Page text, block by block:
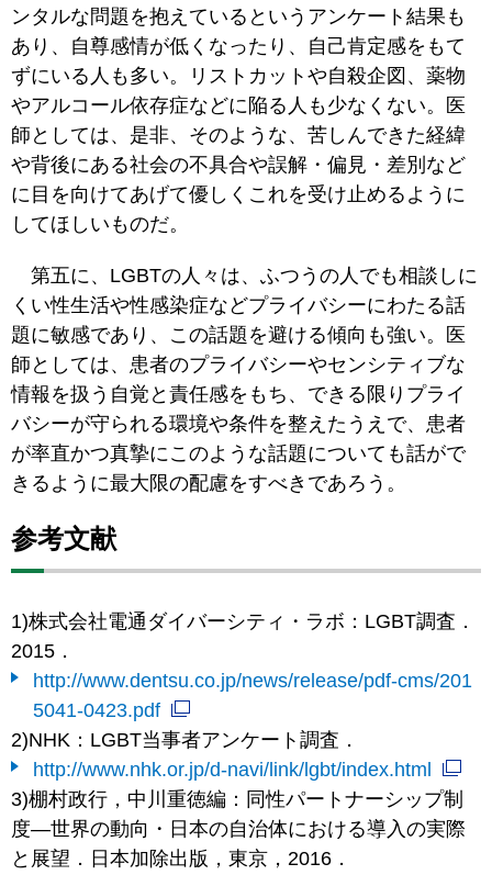
ンタルな問題を抱えているというアンケート結果も
あり、自尊感情が低くなったり、自己肯定感をもて
ずにいる人も多い。リストカットや自殺企図、薬物
やアルコール依存症などに陥る人も少なくない。医
師としては、是非、そのような、苦しんできた経緯
や背後にある社会の不具合や誤解・偏見・差別など
に目を向けてあげて優しくこれを受け止めるように
してほしいものだ。
第五に、LGBTの人々は、ふつうの人でも相談しに
くい性生活や性感染症などプライバシーにわたる話
題に敏感であり、この話題を避ける傾向も強い。医
師としては、患者のプライバシーやセンシティブな
情報を扱う自覚と責任感をもち、できる限りプライ
バシーが守られる環境や条件を整えたうえで、患者
が率直かつ真摯にこのような話題についても話がで
きるように最大限の配慮をすべきであろう。
参考文献
1)株式会社電通ダイバーシティ・ラボ：LGBT調査．
2015．
http://www.dentsu.co.jp/news/release/pdf-cms/201
5041-0423.pdf
2)NHK：LGBT当事者アンケート調査．
http://www.nhk.or.jp/d-navi/link/lgbt/index.html
3)棚村政行，中川重徳編：同性パートナーシップ制
度―世界の動向・日本の自治体における導入の実際
と展望．日本加除出版，東京，2016．